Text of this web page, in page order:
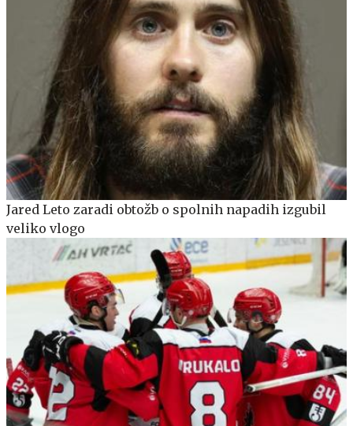
Jared Leto zaradi obtožb o spolnih napadih izgubil
veliko vlogo